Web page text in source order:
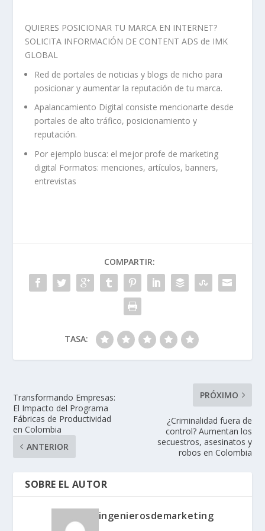
QUIERES POSICIONAR TU MARCA EN INTERNET?
SOLICITA INFORMACIÓN DE CONTENT ADS de IMK
GLOBAL
Red de portales de noticias y blogs de nicho para
posicionar y aumentar la reputación de tu marca.
Apalancamiento Digital consiste mencionarte desde
portales de alto tráfico, posicionamiento y
reputación.
Por ejemplo busca: el mejor profe de marketing
digital Formatos: menciones, artículos, banners,
entrevistas
COMPARTIR:
TASA:
Transformando Empresas:
El Impacto del Programa
Fábricas de Productividad
en Colombia
ANTERIOR
PRÓXIMO
¿Criminalidad fuera de
control? Aumentan los
secuestros, asesinatos y
robos en Colombia
SOBRE EL AUTOR
ingenierosdemarketing